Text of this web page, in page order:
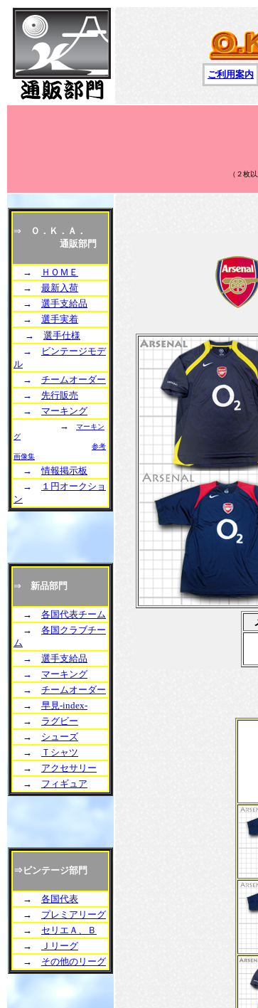
ご利用案内
（２枚
⇒
Ｏ．Ｋ．Ａ．
通販部門
→
ＨＯＭＥ
→ 最新入荷
→ 選手支給品
→ 選手実着
→ 選手仕様
→
ビンテージモデ
ル
→ チームオーダー
→ 先行販売
→ マーキング
→
マーキン
グ
参考
画像集
→情報掲示板
→
１円オークショ
ン
⇒ 新品部門
→ 各国代表チーム
→ 各国クラブチー
ム
→ 選手支給品
→ マーキング
→ チームオーダー
→ 早見-index-
→ ラグビー
→ シューズ
→
Ｔシャツ
→ アクセサリー
→ フィギュア
⇒ビンテージ部門
→ 各国代表
→ プレミアリーグ
→ セリエＡ、Ｂ
→
Ｊリーグ
→ その他のリーグ